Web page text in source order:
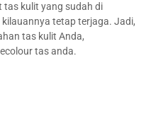
tas kulit yang sudah di
tetap terjaga. Jadi,
tas kulit Anda,
tas anda.